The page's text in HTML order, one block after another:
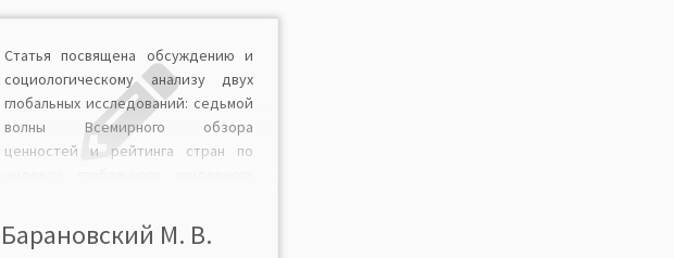
Статья посвящена обсуждению и
социологическому анализу двух
глобальных исследований: седьмой
волны Всемирного обзора
ценностей и рейтинга стран по
Всемирным экономическим
форумом в конце 2019 г.
Барановский М. В.